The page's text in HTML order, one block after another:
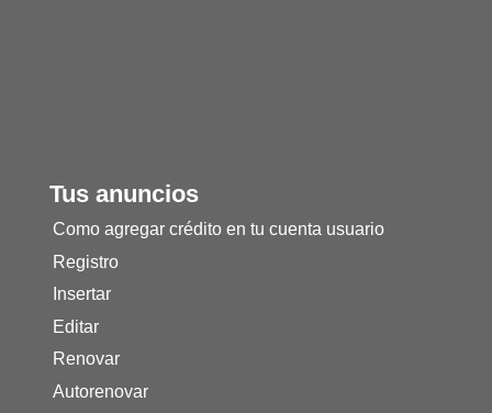
Tus anuncios
Como agregar crédito en tu cuenta usuario
Registro
Insertar
Editar
Renovar
Autorenovar